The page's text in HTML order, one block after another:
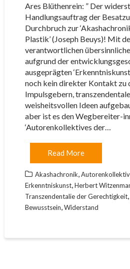
Ares Blüthenrein: ” Der
Handlungsauftrag der
Durchbruch zur
Plastik’ (Joseph Beuys)! Mit
verantwortlichen
aufgrund der
ausgeprägten
noch kein direkter Kontakt zu
Impulsgebern,
weisheitsvollen Ideen
aber ist es den Wegbereiter-
‘Autorenkollektives der…
Read More
Akashachronik,
Erkenntniskunst,Herbert
Transzendentalie der Gerechtigkeit,
Bewusstsein,Widerstand